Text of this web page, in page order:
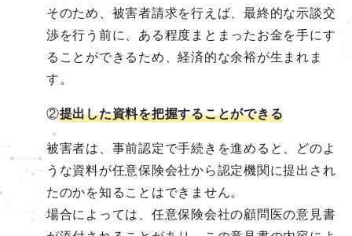
そのため、被害者請求を行えば、最終的な示談交
渉を行う前に、ある程度まとまったお金を手にす
ることができるため、経済的な余裕が生まれま
す。
②提出した資料を把握することができる
被害者は、事前認定で手続きを進めると、どのよ
うな資料が任意保険会社から認定機関に提出され
たのかを知ることはできません。
場合によっては、任意保険会社の顧問医の意見書